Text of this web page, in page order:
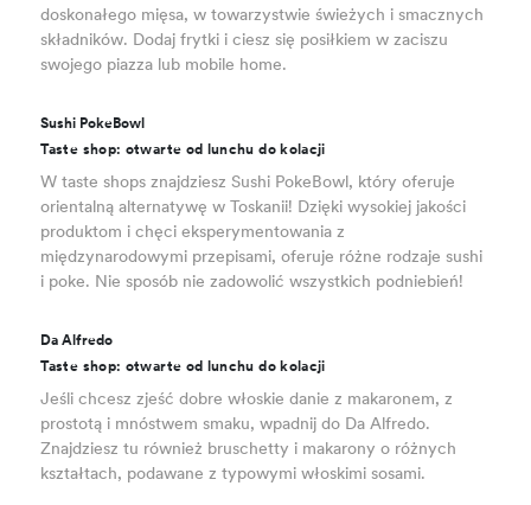
doskonałego mięsa, w towarzystwie świeżych i smacznych
składników. Dodaj frytki i ciesz się posiłkiem w zaciszu
swojego piazza lub mobile home.
Sushi PokeBowl
Taste shop: otwarte od lunchu do kolacji
W taste shops znajdziesz Sushi PokeBowl, który oferuje
orientalną alternatywę w Toskanii! Dzięki wysokiej jakości
produktom i chęci eksperymentowania z
międzynarodowymi przepisami, oferuje różne rodzaje sushi
i poke. Nie sposób nie zadowolić wszystkich podniebień!
Da Alfredo
Taste shop: otwarte od lunchu do kolacji
Jeśli chcesz zjeść dobre włoskie danie z makaronem, z
prostotą i mnóstwem smaku, wpadnij do Da Alfredo.
Znajdziesz tu również bruschetty i makarony o różnych
kształtach, podawane z typowymi włoskimi sosami.